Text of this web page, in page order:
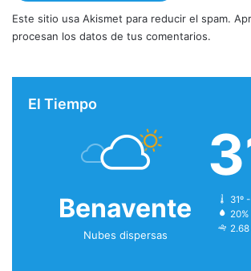
Este sitio usa Akismet para reducir el spam.
procesan los datos de tus comentarios.
El Tiempo
Benavente
Nubes dispersas
31º
20%